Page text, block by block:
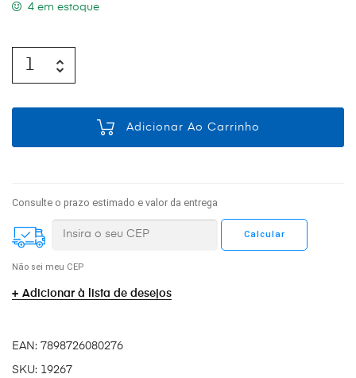
4 em estoque
Adicionar Ao Carrinho
Consulte o prazo estimado e valor da entrega
Não sei meu CEP
Adicionar à lista de desejos
EAN: 7898726080276
SKU: 19267